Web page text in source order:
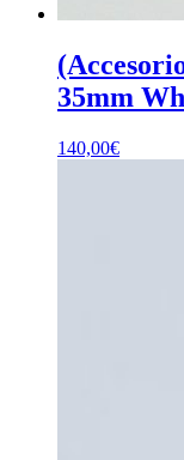
35mm
140,00€